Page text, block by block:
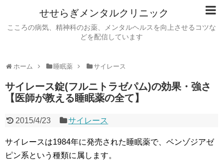
せせらぎメンタルクリニック
こころの病気、精神科のお薬、メンタルヘルスを向上させるコツな
どを配信しています
ホーム 睡眠薬 サイレース
サイレース錠(フルニトラゼパム)の効果・強さ
【医師が教える睡眠薬の全て】
2015/4/23 サイレース
サイレースは1984年に発売された睡眠薬で、ベンゾジアゼ
ピン系という種類に属します。